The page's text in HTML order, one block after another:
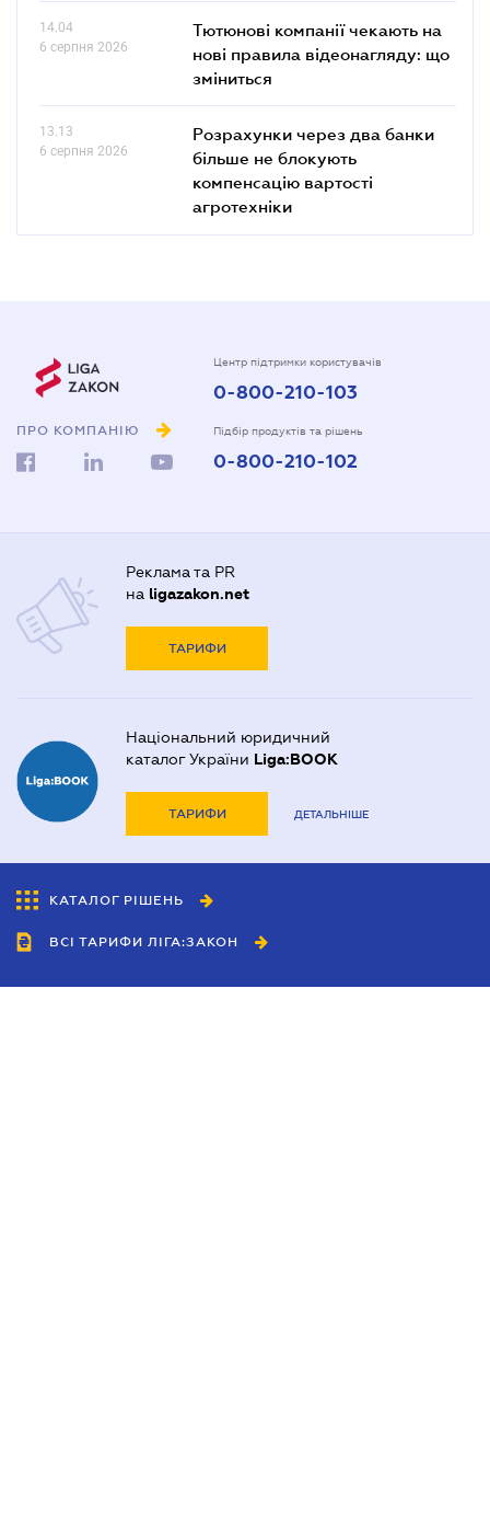
14.04
6 серпня 2026
Тютюнові компанії чекають на
нові правила відеонагляду: що
зміниться
13.13
6 серпня 2026
Розрахунки через два банки
більше не блокують
компенсацію вартості
агротехніки
ПРО КОМПАНІЮ
Центр підтримки користувачів
0-800-210-103
Підбір продуктів та рішень
0-800-210-102
Реклама та PR
на ligazakon.net
ТАРИФИ
Національний юридичний
каталог України Liga:BOOK
ТАРИФИ ДЕТАЛЬНІШЕ
КАТАЛОГ РІШЕНЬ
ВСІ ТАРИФИ ЛІГА:ЗАКОН